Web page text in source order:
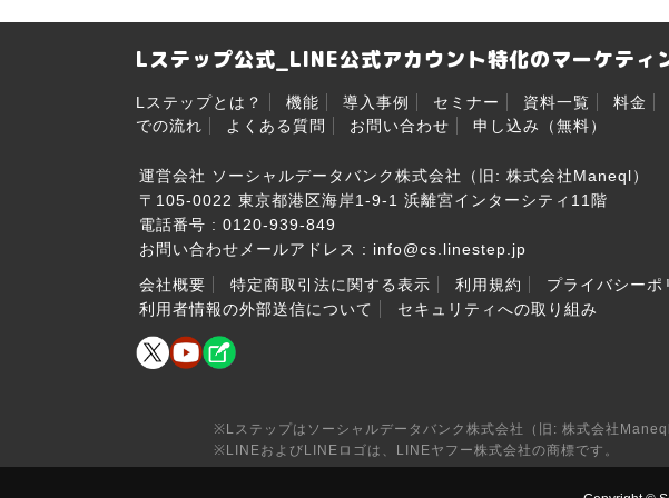
Lステップ公式_LINE公式アカウント特化のマーケティ
Lステップとは？ 機能 導入事例 セミナー 資料一覧 料金
での流れ
よくある質問 お問い合わせ 申し込み（無料）
運営会社 ソーシャルデータバンク株式会社（旧: 株式会社Maneql）
〒105-0022 東京都港区海岸1-9-1 浜離宮インターシティ11階
電話番号 : 0120-939-849
お問い合わせメールアドレス : info@cs.linestep.jp
会社概要
特定商取引法に関する表示 利用規約
プライバシーポ
利用者情報の外部送信について
セキュリティへの取り組み
※Lステップはソーシャルデータバンク株式会社（旧: 株式会社
※LINEおよびLINEロゴは、LINEヤフー株式会社の商標です。